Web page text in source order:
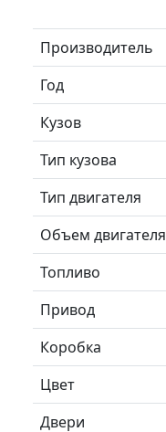
Производитель
Год
Кузов
Тип кузова
Тип двигателя
Объем двигателя
Топливо
Привод
Коробка
Цвет
Двери